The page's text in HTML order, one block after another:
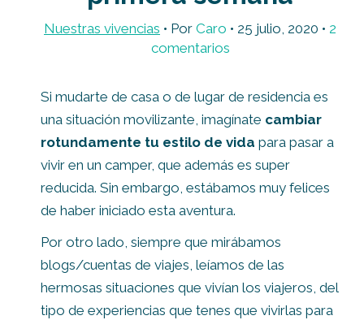
Nuestras vivencias • Por Caro • 25 julio, 2020 • 2
comentarios
Si mudarte de casa o de lugar de residencia es
una situación movilizante, imagínate cambiar
rotundamente tu estilo de vida para pasar a
vivir en un camper, que además es super
reducida. Sin embargo, estábamos muy felices
de haber iniciado esta aventura.
Por otro lado, siempre que mirábamos
blogs/cuentas de viajes, leíamos de las
hermosas situaciones que vivían los viajeros, del
tipo de experiencias que tenes que vivirlas para